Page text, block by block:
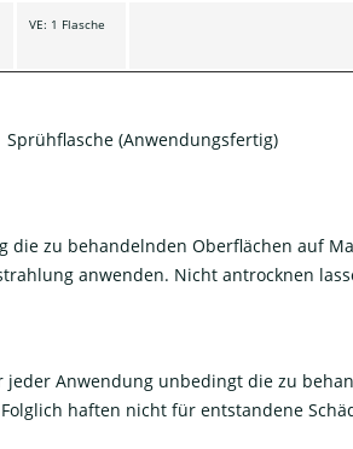
VE: 1 Flasche
(Anwendungsfertig)
die zu behandelnden Oberflächen auf
anwenden. Nicht antrocknen
jeder Anwendung unbedingt die zu
haften nicht für entstandene